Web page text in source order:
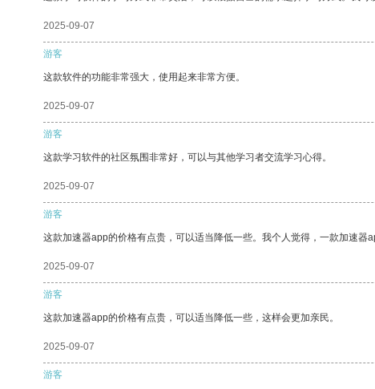
2025-09-07
游客
这款软件的功能非常强大，使用起来非常方便。
2025-09-07
游客
这款学习软件的社区氛围非常好，可以与其他学习者交流学习心得。
2025-09-07
游客
这款加速器app的价格有点贵，可以适当降低一些。我个人觉得，一款加速器
2025-09-07
游客
这款加速器app的价格有点贵，可以适当降低一些，这样会更加亲民。
2025-09-07
游客